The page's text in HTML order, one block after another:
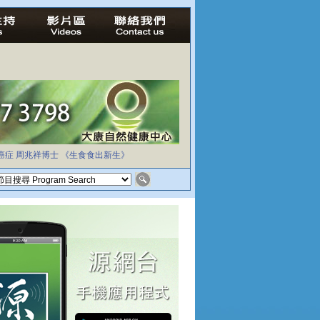
症 周兆祥博士 《生食食出新生》